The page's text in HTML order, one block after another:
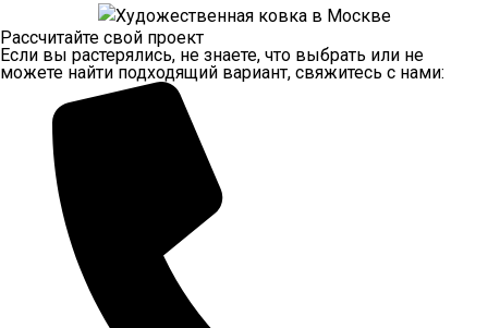
Рассчитайте свой проект
Если вы растерялись, не знаете, что выбрать или не
можете найти подходящий вариант, свяжитесь с нами: